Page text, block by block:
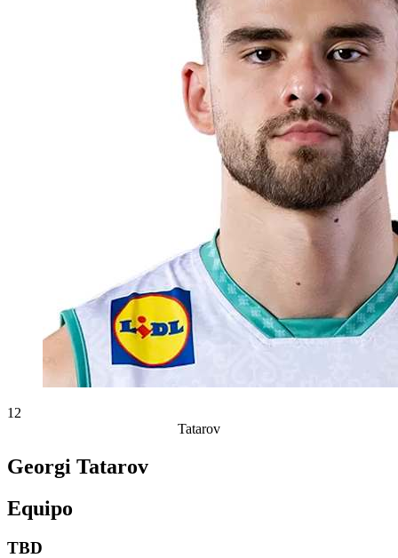
12
Tatarov
Georgi Tatarov
Equipo
TBD